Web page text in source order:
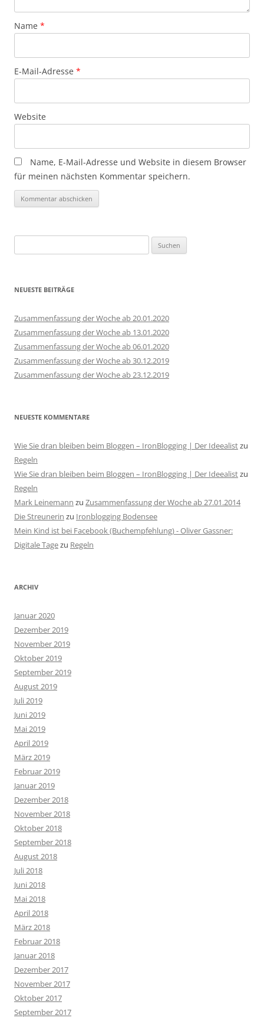
Name *
E-Mail-Adresse *
Website
Name, E-Mail-Adresse und Website in diesem Browser
für meinen nächsten Kommentar speichern.
nach:
NEUESTE BEITRÄGE
Zusammenfassung der Woche ab 20.01.2020
Zusammenfassung der Woche ab 13.01.2020
Zusammenfassung der Woche ab 06.01.2020
Zusammenfassung der Woche ab 30.12.2019
Zusammenfassung der Woche ab 23.12.2019
NEUESTE KOMMENTARE
Wie Sie dran bleiben beim Bloggen – IronBlogging | Der Ideealistzu
Regeln
Wie Sie dran bleiben beim Bloggen – IronBlogging | Der Ideealistzu
Regeln
Mark Leinemann zu Zusammenfassung der Woche ab 27.01.2014
Die Streunerin zu Ironblogging Bodensee
Mein Kind ist bei Facebook (Buchempfehlung) - Oliver Gassner:
Digitale Tagezu Regeln
ARCHIV
Januar 2020
Dezember 2019
November 2019
Oktober 2019
September 2019
August 2019
Juli 2019
Juni 2019
Mai 2019
April 2019
März 2019
Februar 2019
Januar 2019
Dezember 2018
November 2018
Oktober 2018
September 2018
August 2018
Juli 2018
Juni 2018
Mai 2018
April 2018
März 2018
Februar 2018
Januar 2018
Dezember 2017
November 2017
Oktober 2017
September 2017